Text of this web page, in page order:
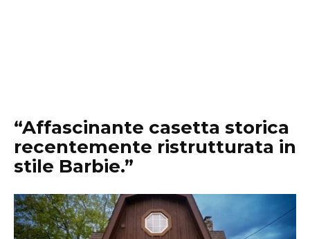
“Affascinante casetta storica
recentemente ristrutturata in
stile Barbie.”